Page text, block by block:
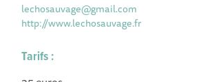
lechosauvage@gmail.com
http://www.lechosauvage.fr
Tarifs :